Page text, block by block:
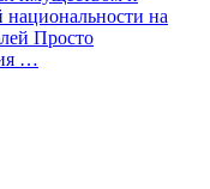
национальности на
Просто
…